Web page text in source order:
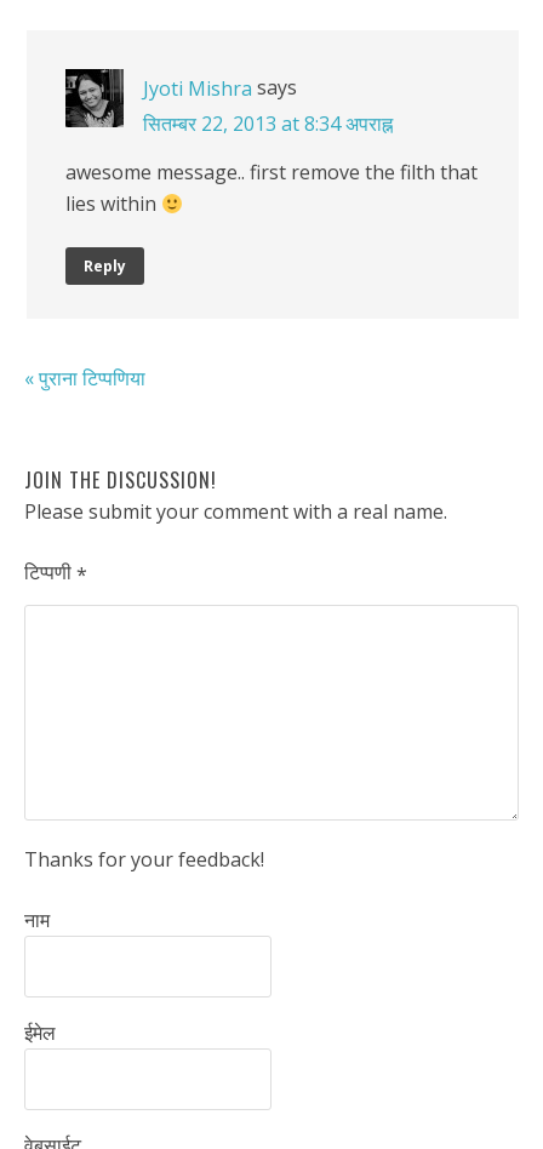
Jyoti Mishra says
सितम्बर 22, 2013 at 8:34 अपराह्न
awesome message.. first remove the filth that
lies within
Reply
« पुराना टिप्पणिया
JOIN THE DISCUSSION!
Please submit your comment with a real name.
टिप्पणी*
Thanks for your feedback!
नाम
ईमेल